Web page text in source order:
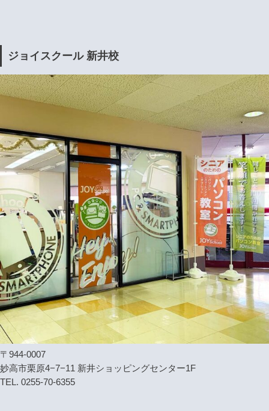
ジョイスクール 新井校
〒944-0007
妙高市栗原4−7−11 新井ショッピングセンター1F
TEL. 0255-70-6355